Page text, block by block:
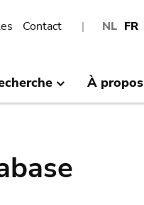
NL FR
Contact
À propos